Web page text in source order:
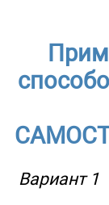
Вариант 1